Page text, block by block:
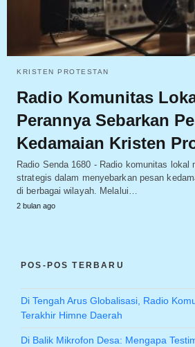
KRISTEN PROTESTAN
Radio Komunitas
Perannya Sebarkan
Kedamaian Kristen
Radio Senda 1680 - Radio komunitas lokal
strategis dalam menyebarkan pesan
di berbagai wilayah. Melalui…
2 bulan ago
POS-POS TERBARU
Di Tengah Arus Globalisasi, Radio
Terakhir Himne Daerah
Di Balik Mikrofon Desa: Mengapa